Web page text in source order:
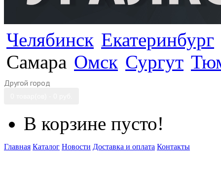
Челябинск Екатеринбург
Самара Омск Сургут
Другой город
В корзине пусто!
Главная Каталог Новости Доставка и оплата Контакты